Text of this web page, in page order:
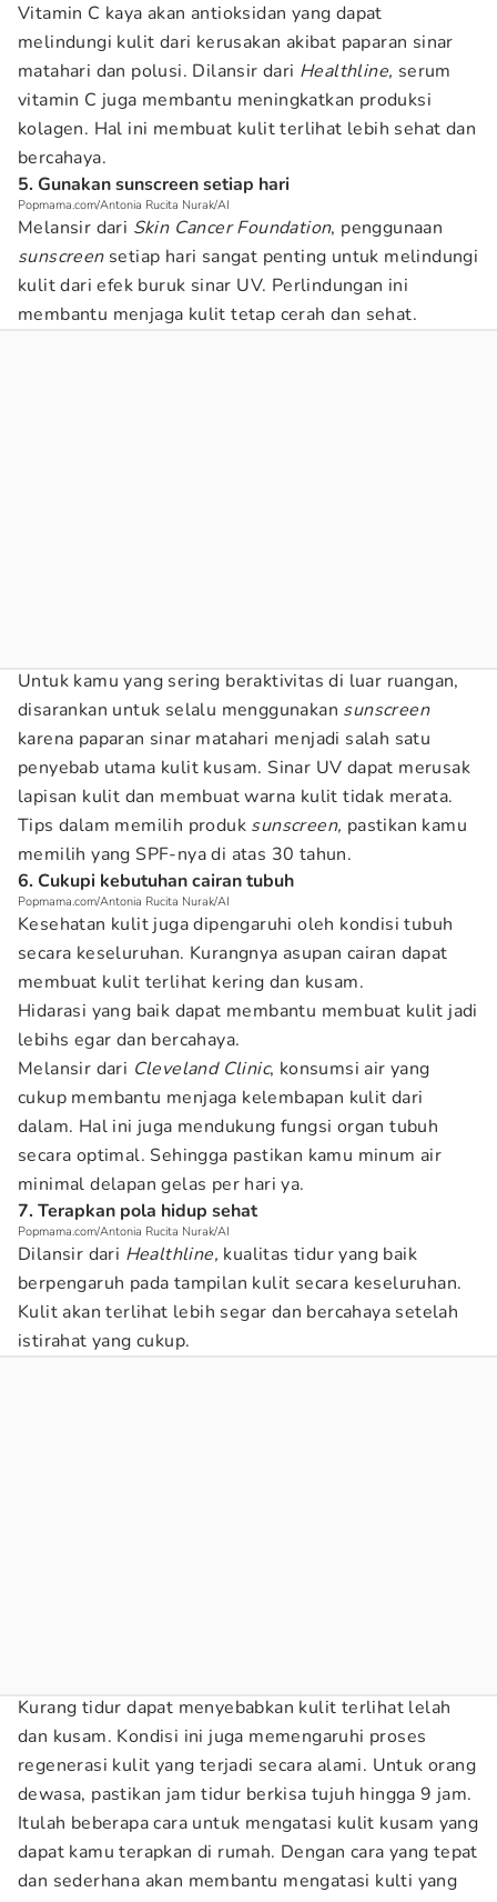
Vitamin C kaya akan antioksidan yang dapat
melindungi kulit dari kerusakan akibat paparan sinar
matahari dan polusi. Dilansir dari Healthline, serum
vitamin C juga membantu meningkatkan produksi
kolagen. Hal ini membuat kulit terlihat lebih sehat dan
bercahaya.
5. Gunakan sunscreen setiap hari
Popmama.com/Antonia Rucita Nurak/AI
Melansir dari Skin Cancer Foundation, penggunaan
sunscreensetiap hari sangat penting untuk melindungi
kulit dari efek buruk sinar UV. Perlindungan ini
membantu menjaga kulit tetap cerah dan sehat.
Untuk kamu yang sering beraktivitas di luar ruangan,
disarankan untuk selalu menggunakan sunscreen
karena paparan sinar matahari menjadi salah satu
penyebab utama kulit kusam. Sinar UV dapat merusak
lapisan kulit dan membuat warna kulit tidak merata.
Tips dalam memilih produk sunscreen, pastikan kamu
memilih yang SPF-nya di atas 30 tahun.
6. Cukupi kebutuhan cairan tubuh
Popmama.com/Antonia Rucita Nurak/AI
Kesehatan kulit juga dipengaruhi oleh kondisi tubuh
secara keseluruhan. Kurangnya asupan cairan dapat
membuat kulit terlihat kering dan kusam.
Hidarasi yang baik dapat membantu membuat kulit jadi
lebihs egar dan bercahaya.
Melansir dari Cleveland Clinic, konsumsi air yang
cukup membantu menjaga kelembapan kulit dari
dalam. Hal ini juga mendukung fungsi organ tubuh
secara optimal. Sehingga pastikan kamu minum air
minimal delapan gelas per hari ya.
7. Terapkan pola hidup sehat
Popmama.com/Antonia Rucita Nurak/AI
Dilansir dari Healthline, kualitas tidur yang baik
berpengaruh pada tampilan kulit secara keseluruhan.
Kulit akan terlihat lebih segar dan bercahaya setelah
istirahat yang cukup.
Kurang tidur dapat menyebabkan kulit terlihat lelah
dan kusam. Kondisi ini juga memengaruhi proses
regenerasi kulit yang terjadi secara alami. Untuk orang
dewasa, pastikan jam tidur berkisa tujuh hingga 9 jam.
Itulah beberapa cara untuk mengatasi kulit kusam yang
dapat kamu terapkan di rumah. Dengan cara yang tepat
dan sederhana akan membantu mengatasi kulti yang